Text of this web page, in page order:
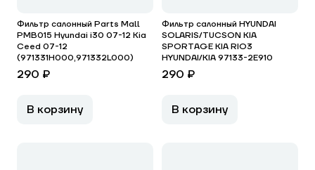
Фильтр салонный Parts Mall
PMB015 Hyundai i30 07-12 Kia
Ceed 07-12
(971331H000,971332L000)
290 ₽
В корзину
Фильтр салонный HYUNDAI
SOLARIS/TUCSON KIA
SPORTAGE KIA RIO3
HYUNDAI/KIA 97133-2E910
290 ₽
В корзину